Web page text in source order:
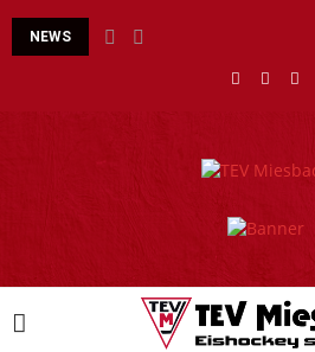
NEWS
TEV Miesbach setzt auf Kontinuität –